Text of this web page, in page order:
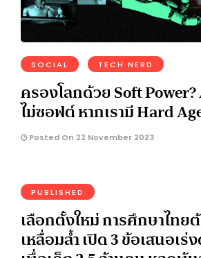
SOCIAL TECH NERD
ครองโลกด้วย Soft
ไม่ซอฟต์ หากเรามี Hard
Posted On 22 November 2023
PUBLISHED
เลือกตั้งใหม่ การศึกษาไทย
เหลื่อมล้ำ เปิด 3 ข้อเสนอเ